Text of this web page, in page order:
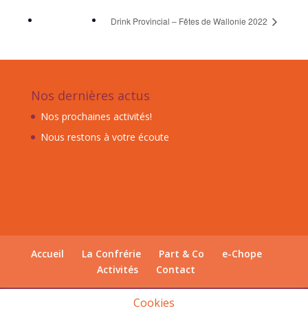
Drink Provincial – Fêtes de Wallonie 2022
Nos dernières actus
Nos prochaines activités!
Nous restons à votre écoute
Accueil La Confrérie Part & Co
e-Chope
Activités
Contact
Cookies